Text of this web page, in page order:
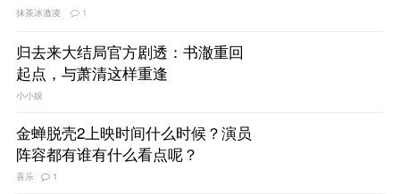
抹茶冰激凌 1
归去来大结局官方剧透：书澈重回
起点，与萧清这样重逢
小小娱
金蝉脱壳2上映时间什么时候？演员
阵容都有谁有什么看点呢？